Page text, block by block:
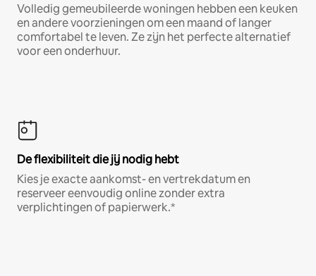
Volledig gemeubileerde woningen hebben een keuken
en andere voorzieningen om een maand of langer
comfortabel te leven. Ze zijn het perfecte alternatief
voor een onderhuur.
De flexibiliteit die jij nodig hebt
Kies je exacte aankomst- en vertrekdatum en
reserveer eenvoudig online zonder extra
verplichtingen of papierwerk.*